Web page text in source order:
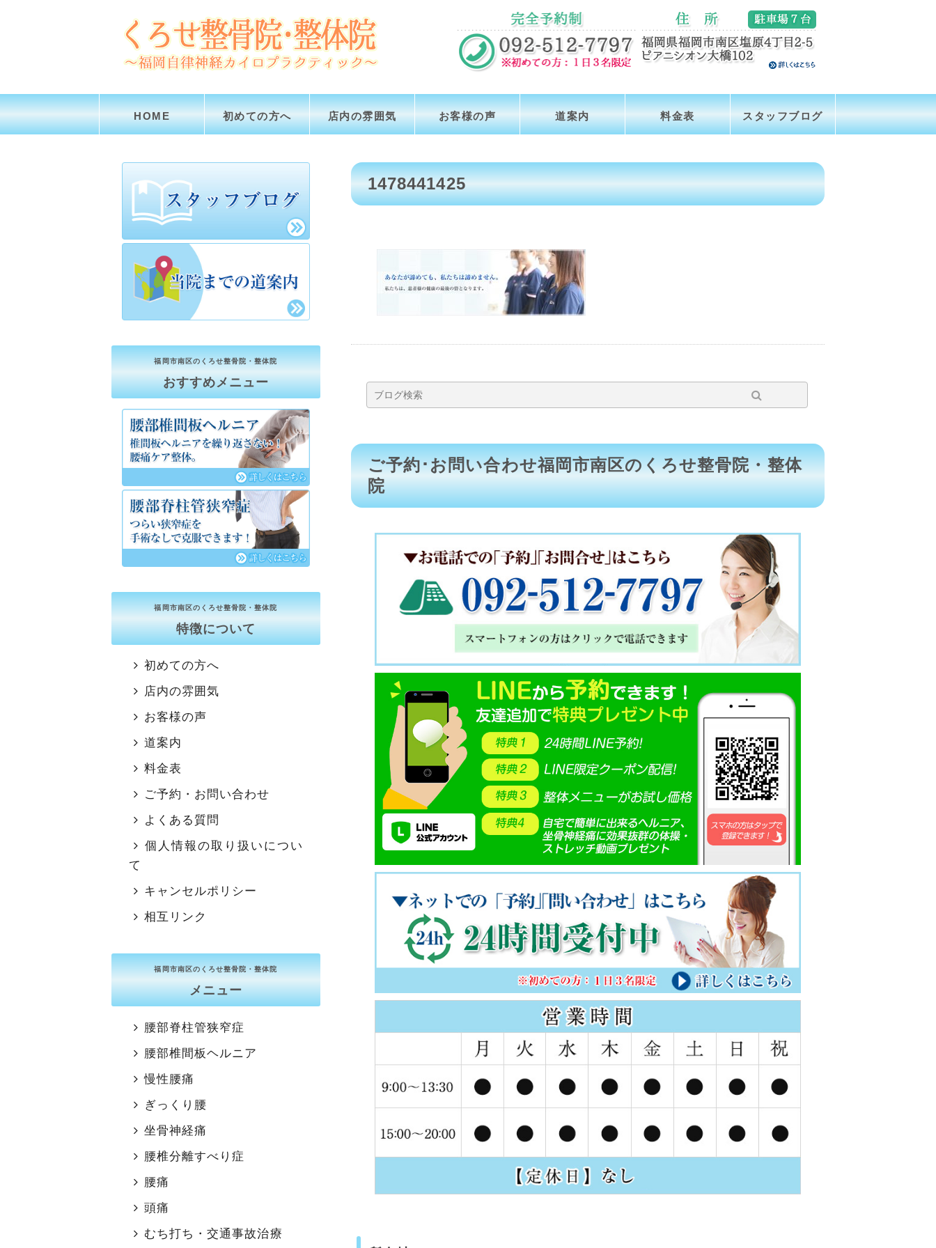
HOME 初めての方へ 店内の雰囲気 お客様の声 道案内 料金表 スタッフブログ
1478441425
ご予約･お問い合わせ福岡市南区のくろせ整骨院・整体
院
福岡市南区のくろせ整骨院・整体院
おすすめメニュー
福岡市南区のくろせ整骨院・整体院
特徴について
初めての方へ
店内の雰囲気
お客様の声
道案内
料金表
ご予約・お問い合わせ
よくある質問
個人情報の取り扱いについ
て
キャンセルポリシー
相互リンク
福岡市南区のくろせ整骨院・整体院
メニュー
腰部脊柱管狭窄症
腰部椎間板ヘルニア
慢性腰痛
ぎっくり腰
坐骨神経痛
腰椎分離すべり症
腰痛
頭痛
むち打ち・交通事故治療